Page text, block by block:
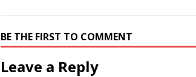
BE THE FIRST TO COMMENT
Leave a Reply